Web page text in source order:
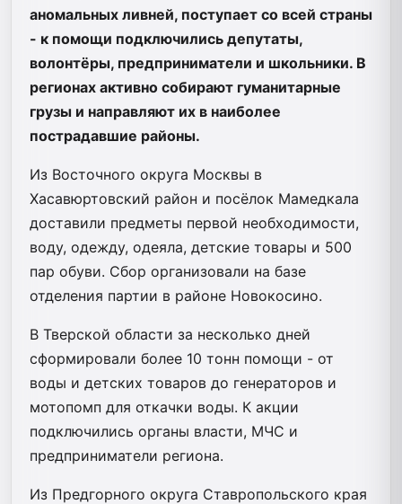
аномальных ливней, поступает со всей страны
- к помощи подключились депутаты,
волонтёры, предприниматели и школьники. В
регионах активно собирают гуманитарные
грузы и направляют их в наиболее
пострадавшие районы.
Из Восточного округа Москвы в
Хасавюртовский район и посёлок Мамедкала
доставили предметы первой необходимости,
воду, одежду, одеяла, детские товары и 500
пар обуви. Сбор организовали на базе
отделения партии в районе Новокосино.
В Тверской области за несколько дней
сформировали более 10 тонн помощи - от
воды и детских товаров до генераторов и
мотопомп для откачки воды. К акции
подключились органы власти, МЧС и
предприниматели региона.
Из Предгорного округа Ставропольского края